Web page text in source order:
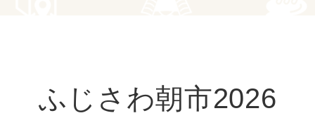
ふじさわ朝市2026